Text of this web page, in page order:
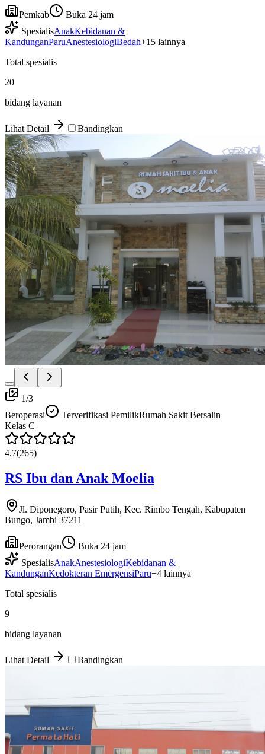
Pemkab
Buka 24 jam
SpesialisAnakKebidanan &
KandunganParuAnestesiologiBedah+15 lainnya
Total spesialis
20
bidang layanan
Lihat Detail Bandingkan
1/3
Beroperasi
Terverifikasi PemilikRumah Sakit Bersalin
Kelas C
4.7(265)
RS Ibu dan Anak Moelia
Jl. Diponegoro, Pasir Putih, Kec. Rimbo Tengah, Kabupaten
Bungo, Jambi 37211
Perorangan
Buka 24 jam
SpesialisAnakAnestesiologiKebidanan &
KandunganKedokteran EmergensiParu+4 lainnya
Total spesialis
9
bidang layanan
Lihat Detail Bandingkan